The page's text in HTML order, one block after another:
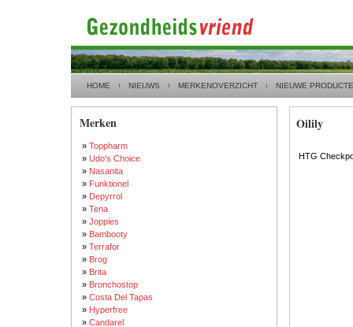
HOME NIEUWS MERKENOVERZICHT NIEUWE
Merken
» Toppharm
» Udo's Choice
» Nasanita
» Funktionel
» Depyrrol
» Tena
» Joppies
» Bambooty
» Terrafor
» Brog
» Brita
» Bronchostop
» Costa Del Tapas
» Hyperfree
» Candarel
Oilily
HTG